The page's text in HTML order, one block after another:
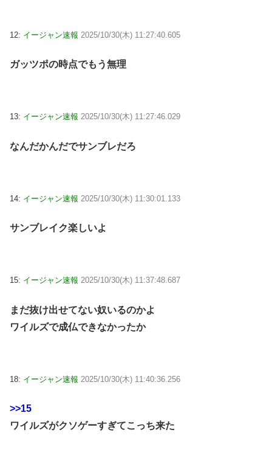
12: イージャン速報 2025/10/30(木) 11:27:40.605
ガッツポの時点でもう無理
13: イージャン速報 2025/10/30(木) 11:27:46.029
なんだかんだでサンブレだろ
14: イージャン速報 2025/10/30(木) 11:30:01.133
サンブレイク楽しいよ
15: イージャン速報 2025/10/30(木) 11:37:48.687
まだ抜け出せてない奴いるのかよ
ワイルズで成仏できなかったか
18: イージャン速報 2025/10/30(木) 11:40:36.256
>>15
ワイルズがクソゲーすぎてこっち来た